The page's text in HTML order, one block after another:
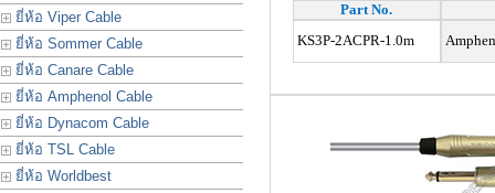
ยี่ห้อ Viper Cable
ยี่ห้อ Sommer Cable
ยี่ห้อ Canare Cable
ยี่ห้อ Amphenol Cable
ยี่ห้อ Dynacom Cable
ยี่ห้อ TSL Cable
ยี่ห้อ Worldbest
Part No.
KS3P-2ACPR-1.0m